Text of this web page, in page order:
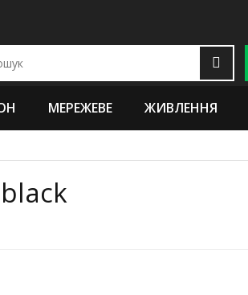
МЕРЕЖЕВЕ ЖИВЛЕННЯ